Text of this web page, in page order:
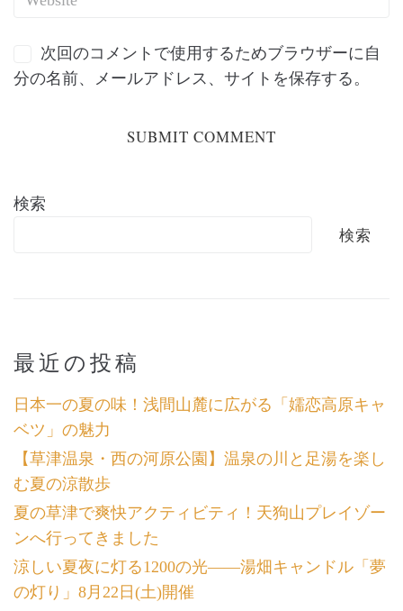
次回のコメントで使用するためブラウザーに自
分の名前、メールアドレス、サイトを保存する。
検索
検索
最近の投稿
日本一の夏の味！浅間山麓に広がる「嬬恋高原キャ
ベツ」の魅力
【草津温泉・西の河原公園】温泉の川と足湯を楽し
む夏の涼散歩
夏の草津で爽快アクティビティ！天狗山プレイゾー
ンへ行ってきました
涼しい夏夜に灯る1200の光――湯畑キャンドル「夢
の灯り」8月22日(土)開催